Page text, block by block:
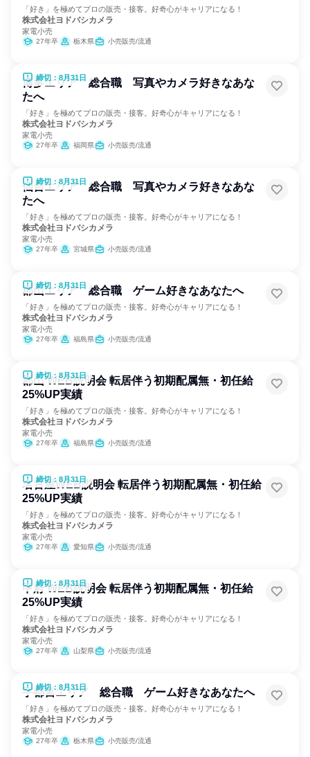
「好き」を極めてプロの販売・接客。好奇心がキャリアになる！
株式会社ヨドバシカメラ
家電小売
27年卒 栃木県 小売販売/流通
締切：8月31日
博多エリア 総合職 写真やカメラ好きなあな
たへ
「好き」を極めてプロの販売・接客。好奇心がキャリアになる！
株式会社ヨドバシカメラ
家電小売
27年卒 福岡県 小売販売/流通
締切：8月31日
仙台エリア 総合職 写真やカメラ好きなあな
たへ
「好き」を極めてプロの販売・接客。好奇心がキャリアになる！
株式会社ヨドバシカメラ
家電小売
27年卒 宮城県 小売販売/流通
締切：8月31日
郡山エリア 総合職 ゲーム好きなあなたへ
「好き」を極めてプロの販売・接客。好奇心がキャリアになる！
株式会社ヨドバシカメラ
家電小売
27年卒 福島県 小売販売/流通
締切：8月31日
郡山 WEB説明会 転居伴う初期配属無・初任給
25%UP実績
「好き」を極めてプロの販売・接客。好奇心がキャリアになる！
株式会社ヨドバシカメラ
家電小売
27年卒 福島県 小売販売/流通
締切：8月31日
名古屋WEB説明会 転居伴う初期配属無・初任給
25%UP実績
「好き」を極めてプロの販売・接客。好奇心がキャリアになる！
株式会社ヨドバシカメラ
家電小売
27年卒 愛知県 小売販売/流通
締切：8月31日
甲府 WEB説明会 転居伴う初期配属無・初任給
25%UP実績
「好き」を極めてプロの販売・接客。好奇心がキャリアになる！
株式会社ヨドバシカメラ
家電小売
27年卒 山梨県 小売販売/流通
締切：8月31日
宇都宮エリア 総合職 ゲーム好きなあなたへ
「好き」を極めてプロの販売・接客。好奇心がキャリアになる！
株式会社ヨドバシカメラ
家電小売
27年卒 栃木県 小売販売/流通